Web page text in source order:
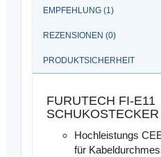
EMPFEHLUNG (1)
REZENSIONEN (0)
PRODUKTSICHERHEIT
FURUTECH FI-E11
SCHUKOSTECKER
Hochleistungs
für